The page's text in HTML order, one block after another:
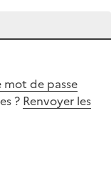
de passe
? Renvoyer les